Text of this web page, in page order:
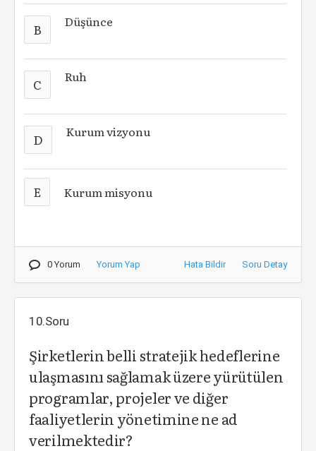
B Düşünce
C Ruh
D Kurum vizyonu
E Kurum misyonu
0 Yorum Yorum Yap Hata Bildir Soru Detay
10.Soru
Şirketlerin belli stratejik hedeflerine
ulaşmasını sağlamak üzere yürütülen
programlar, projeler ve diğer
faaliyetlerin yönetimine ne ad
verilmektedir?